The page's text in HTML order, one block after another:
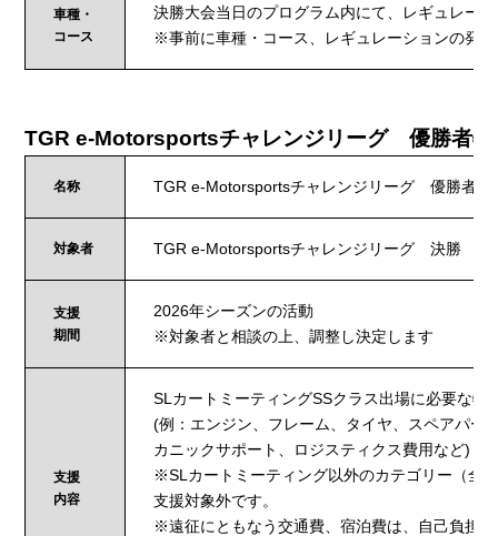
車種・
コース
決勝大会当日のプログラム内にて、レギュレー
※事前に車種・コース、レギュレーションの発
TGR e-Motorsportsチャレンジリーグ 優勝者特
名称 TGR e-Motorsportsチャレンジリーグ 優勝者活
対象者 TGR e-Motorsportsチャレンジリーグ 決勝 優
支援
期間
2026年シーズンの活動
※対象者と相談の上、調整し決定します
支援
内容
SLカートミーティングSSクラス出場に必要な物
(例：エンジン、フレーム、タイヤ、スペアパー
カニックサポート、ロジスティクス費用など)
※SLカートミーティング以外のカテゴリー（全
支援対象外です。
※遠征にともなう交通費、宿泊費は、自己負担